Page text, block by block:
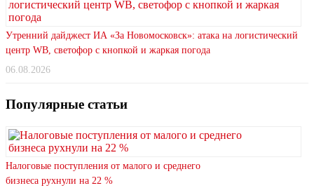
Утренний дайджест ИА «За Новомосковск»: атака на логистический
центр WB, светофор с кнопкой и жаркая погода
06.08.2026
Популярные статьи
Налоговые поступления от малого и среднего
бизнеса рухнули на 22 %